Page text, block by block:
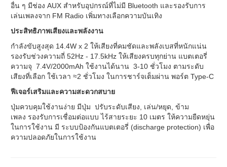
อื่น ๆ มีช่อง AUX สำหรับอุปกรณ์ที่ไม่มี Bluetooth และรองรับการ
เล่นเพลงจาก FM Radio เพิ่มทางเลือกความบันเทิง
ประสิทธิภาพเสียงและพลังงาน
กำลังขับสูงสุด 14.4W x 2 ให้เสียงที่คมชัดและพลังเบสที่หนักแน่น
รองรับช่วงความถี่ 52Hz - 17.5kHz ให้เสียงครบทุกย่าน แบตเตอรี่
ความจุ 7.4V/2000mAh ใช้งานได้นาน 3-10 ชั่วโมง ตามระดับ
เสียงที่เลือก ใช้เวลา ≈2 ชั่วโมง ในการชาร์จเต็มผ่าน พอร์ต Type-C
ฟีเจอร์เสริมและความสะดวกสบาย
ปุ่มควบคุมใช้งานง่าย มีปุ่ม ปรับระดับเสียง, เล่น/หยุด, ข้าม
เพลง รองรับการเชื่อมต่อแบบ ไร้สายระยะ 10 เมตร ให้ความยืดหยุ่น
ในการใช้งาน มี ระบบป้องกันแบตเตอรี่ (discharge protection) เพื่อ
ความปลอดภัยในการใช้งาน